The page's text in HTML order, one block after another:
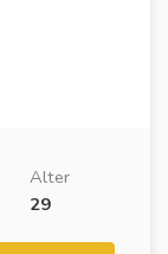
Alter
29